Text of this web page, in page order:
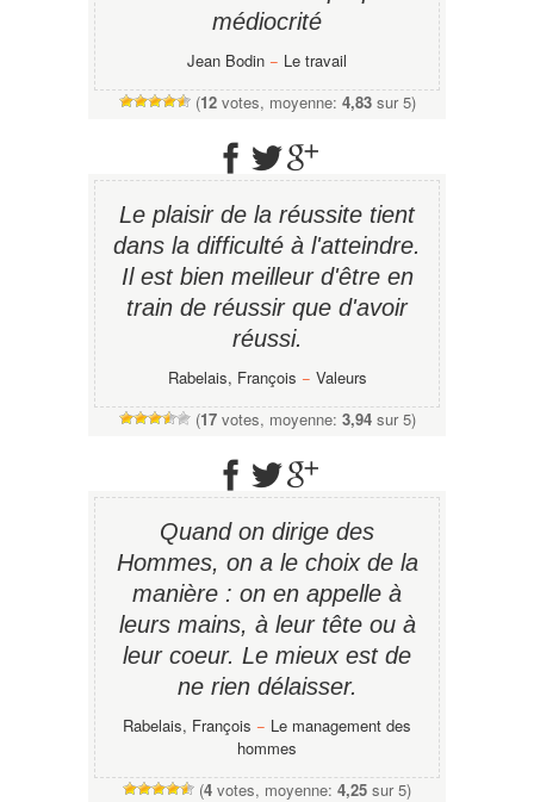
médiocrité
Jean Bodin − Le travail
(12votes, moyenne: 4,83sur 5)
Le plaisir de la réussite tient
dans la difficulté à l'atteindre.
Il est bien meilleur d'être en
train de réussir que d'avoir
réussi.
Rabelais, François − Valeurs
(17votes, moyenne: 3,94sur 5)
Quand on dirige des
Hommes, on a le choix de la
manière : on en appelle à
leurs mains, à leur tête ou à
leur coeur. Le mieux est de
ne rien délaisser.
Rabelais, François − Le management des
hommes
(4 votes, moyenne: 4,25 sur 5)